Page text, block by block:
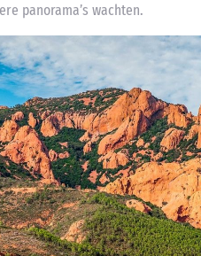
panorama’s wachten.